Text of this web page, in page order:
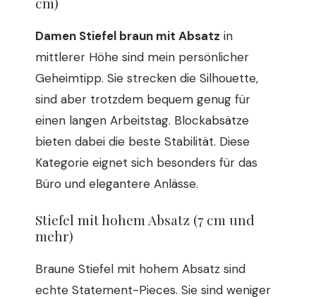
Damen Stiefel braun mit Absatz in
mittlerer Höhe sind mein persönlicher
Geheimtipp. Sie strecken die Silhouette,
sind aber trotzdem bequem genug für
einen langen Arbeitstag. Blockabsätze
bieten dabei die beste Stabilität. Diese
Kategorie eignet sich besonders für das
Büro und elegantere Anlässe.
Stiefel mit hohem Absatz (7 cm und
mehr)
Braune Stiefel mit hohem Absatz sind
echte Statement-Pieces. Sie sind weniger